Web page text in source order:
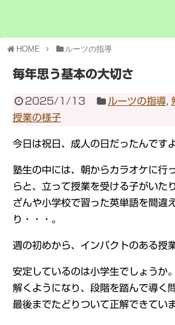
HOME ルーツの指導
毎年思う基本の大切さ
2025/1/13 ルーツの指導 ,
授業の様子
今日は祝日、成人の日だったんですよ
塾生の中には、朝からカラオケに行
らと、立って授業を受ける子がいた
ざんや小学校で習った英単語を間違
り・・・。
週の初めから、インパクトのある授
安定しているのは小学生でしょうか
解くようになり、段階を踏んで導く
最後までたどりついて正解できてい